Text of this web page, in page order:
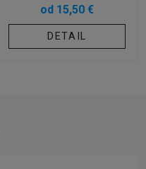
od 15,50 €
DETAIL